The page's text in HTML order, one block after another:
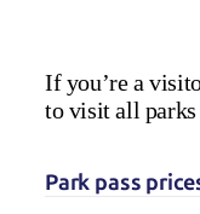
If you’re a
to visit all parks
Park pass